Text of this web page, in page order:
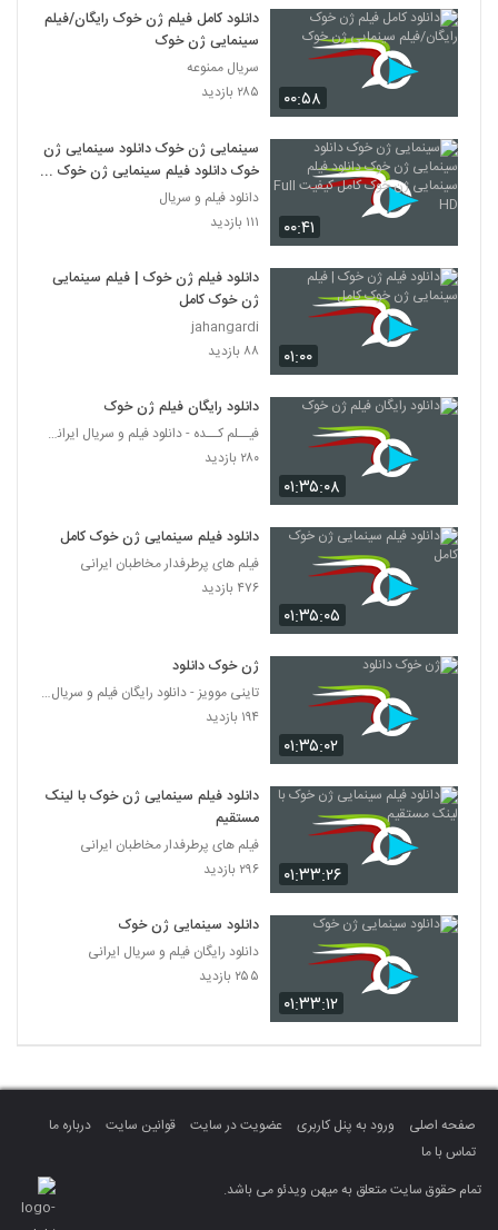
۰۰:۵۸
دانلود کامل فیلم ژن خوک رایگان/فیلم
سینمایی ژن خوک
سریال ممنوعه
۲۸۵ بازدید
۰۰:۴۱
سینمایی ژن خوک دانلود سینمایی ژن
خوک دانلود فیلم سینمایی ژن خوک
کامل کیفیت Full HD
دانلود فیلم و سریال
۱۱۱ بازدید
۰۱:۰۰
دانلود فیلم ژن خوک | فیلم سینمایی
ژن خوک کامل
jahangardi
۸۸ بازدید
۰۱:۳۵:۰۸
دانلود رایگان فیلم ژن خوک
فیــلم کــده - دانلود فیلم و سریال ایرانی (رایگان)
۲۸۰ بازدید
۰۱:۳۵:۰۵
دانلود فیلم سینمایی ژن خوک کامل
فیلم های پرطرفدار مخاطبان ایرانی
۴۷۶ بازدید
۰۱:۳۵:۰۲
ژن خوک دانلود
تاینی موویز - دانلود رایگان فیلم و سریال ایرانی جد
۱۹۴ بازدید
۰۱:۳۳:۲۶
دانلود فیلم سینمایی ژن خوک با لینک
مستقیم
فیلم های پرطرفدار مخاطبان ایرانی
۲۹۶ بازدید
۰۱:۳۳:۱۲
دانلود سینمایی ژن خوک
دانلود رایگان فیلم و سریال ایرانی
۲۵۵ بازدید
صفحه اصلی ورود به پنل کاربری عضویت در سایت قوانین سایت
درباره ما
تماس با ما
تمام حقوق سایت متعلق به میهن ویدئو می باشد.